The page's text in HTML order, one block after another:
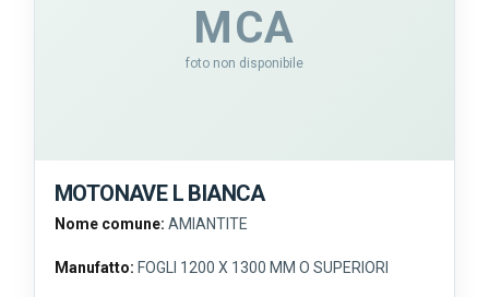
MCA
foto non disponibile
MOTONAVE L BIANCA
Nome comune: AMIANTITE
Manufatto: FOGLI 1200 X 1300 MM O SUPERIORI